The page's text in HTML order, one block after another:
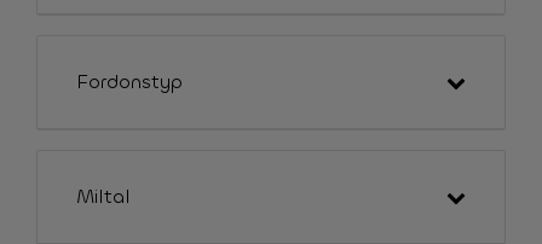
Fordonstyp
Miltal